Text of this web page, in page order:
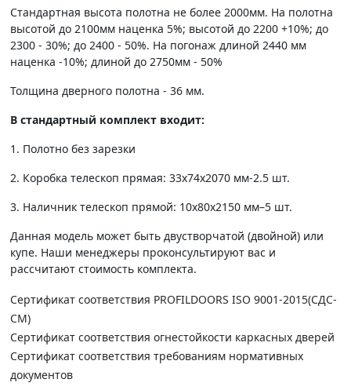
Стандартная высота полотна не более 2000мм. На полотна
высотой до 2100мм наценка 5%; высотой до 2200 +10%; до
2300 - 30%; до 2400 - 50%. На погонаж длиной 2440 мм
наценка -10%; длиной до 2750мм - 50%
Толщина дверного полотна - 36 мм.
В стандартный комплект входит:
1. Полотно без зарезки
2. Коробка телескоп прямая: 33х74х2070 мм-2.5 шт.
3. Наличник телескоп прямой: 10х80х2150 мм–5 шт.
Данная модель может быть двустворчатой (двойной) или
купе. Наши менеджеры проконсультируют вас и
рассчитают стоимость комплекта.
Сертификат соответствия PROFILDOORS ISO 9001-2015(СДС-
СМ)
Сертификат соответствия огнестойкости каркасных дверей
Сертификат соответствия требованиям нормативных
документов